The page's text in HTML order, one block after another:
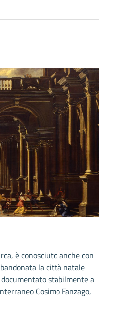
è conosciuto anche con
la città natale
stabilmente a
Cosimo Fanzago,